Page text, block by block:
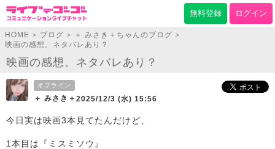
無料登録 ログイン
HOME > ブログ > ＋ みさき＋ちゃんのブログ >
映画の感想。ネタバレあり？
映画の感想。ネタバレあり？
オフライン
＋ みさき＋ 2025/12/3 (水) 15:56
今日実は映画3本見てたんだけど、
1本目は『ミスミソウ』